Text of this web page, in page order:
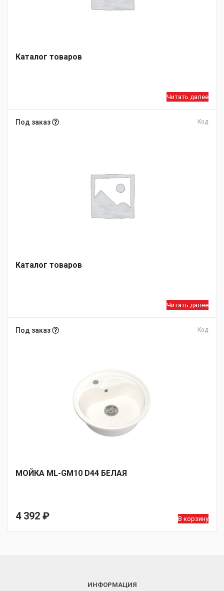
Каталог товаров
Читать далее
Под заказ Код
Каталог товаров
Читать далее
Под заказ Код
МОЙКA ML-GM10 D44 БЕЛАЯ
4 392 ₽ В корзину
ИНФОРМАЦИЯ